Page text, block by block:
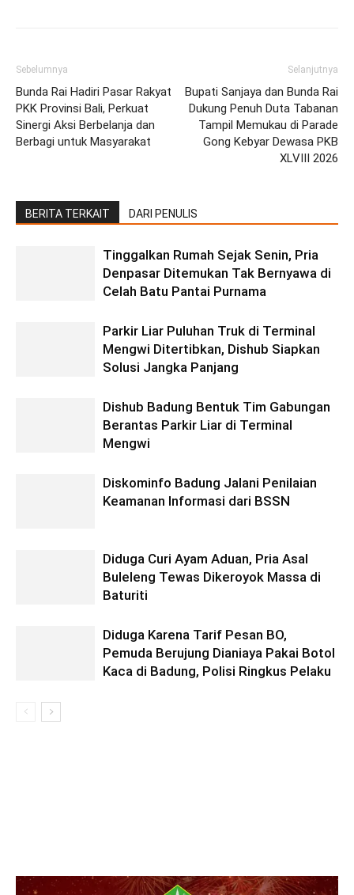
Sebelumnya
Bunda Rai Hadiri Pasar Rakyat
PKK Provinsi Bali, Perkuat
Sinergi Aksi Berbelanja dan
Berbagi untuk Masyarakat
Selanjutnya
Bupati Sanjaya dan Bunda Rai
Dukung Penuh Duta Tabanan
Tampil Memukau di Parade
Gong Kebyar Dewasa PKB
XLVIII 2026
BERITA TERKAIT DARI PENULIS
Tinggalkan Rumah Sejak Senin, Pria
Denpasar Ditemukan Tak Bernyawa di
Celah Batu Pantai Purnama
Parkir Liar Puluhan Truk di Terminal
Mengwi Ditertibkan, Dishub Siapkan
Solusi Jangka Panjang
Dishub Badung Bentuk Tim Gabungan
Berantas Parkir Liar di Terminal
Mengwi
Diskominfo Badung Jalani Penilaian
Keamanan Informasi dari BSSN
Diduga Curi Ayam Aduan, Pria Asal
Buleleng Tewas Dikeroyok Massa di
Baturiti
Diduga Karena Tarif Pesan BO,
Pemuda Berujung Dianiaya Pakai Botol
Kaca di Badung, Polisi Ringkus Pelaku